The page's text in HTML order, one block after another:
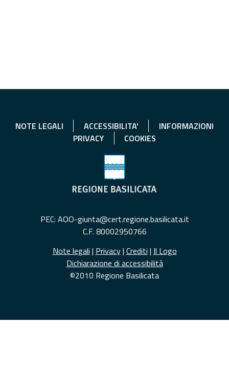
NOTE LEGALI ACCESSIBILITA'
INFORMAZIONI
PRIVACY
COOKIES
PEC: AOO-giunta@cert.regione.basilicata.it
C.F. 80002950766
Note legali | Privacy| Crediti | Il Logo
Dichiarazione di accessibilità
©2010 Regione Basilicata